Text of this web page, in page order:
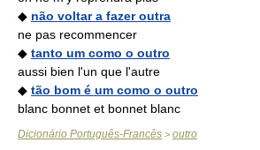
◆ não voltar a fazer outra
ne pas recommencer
◆ tanto um como o outro
aussi bien l'un que l'autre
◆ tão bom é um como o outro
blanc bonnet et bonnet blanc
Dicionário Português-Francês > outro